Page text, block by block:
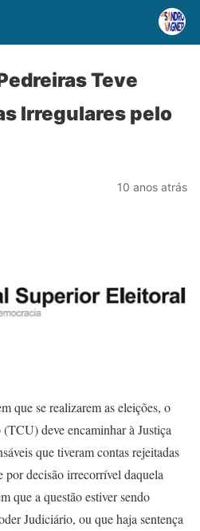
Teve
Irregulares pelo
10 anos atrás
que se realizarem as eleições, o
deve encaminhar à Justiça
que tiveram contas rejeitadas
por decisão irrecorrível daquela
que a questão estiver sendo
Judiciário, ou que haja sentença